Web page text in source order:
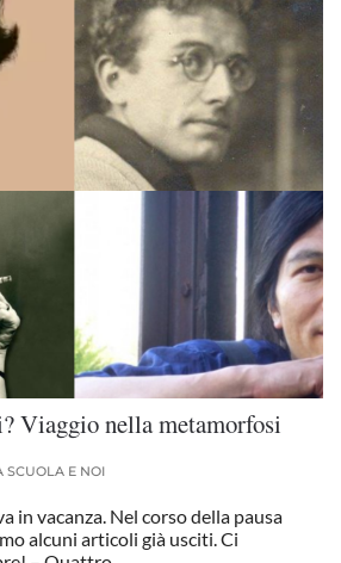
Viaggio nella metamorfosi
SCUOLA E NOI
in vacanza. Nel corso della pausa
alcuni articoli già usciti. Ci